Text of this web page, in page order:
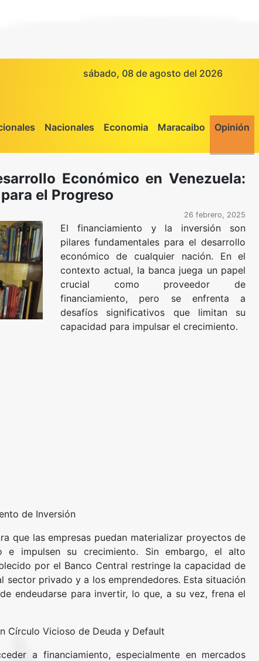
sábado, 08 de agosto del 2026
Nacionales Economia Maracaibo Opinión
Económico en Venezuela:
el Progreso
26 febrero, 2025
El financiamiento y la inversión son
pilares fundamentales para el desarrollo
económico de cualquier nación. En el
contexto actual, la banca juega un papel
crucial como proveedor de
financiamiento, pero se enfrenta a
desafíos significativos que limitan su
capacidad para impulsar el crecimiento.
de Inversión
que las empresas puedan materializar proyectos de
e impulsen su crecimiento. Sin embargo, el alto
por el Banco Central restringe la capacidad de
sector privado y a los emprendedores. Esta situación
endeudarse para invertir, lo que, a su vez, frena el
Círculo Vicioso de Deuda y Default
a financiamiento, especialmente en mercados